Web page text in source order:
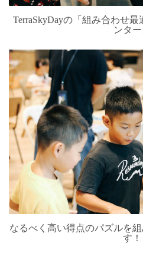
TerraSkyDayの「組み合わせ
ンター
なるべく高い得点のパズルを
す！